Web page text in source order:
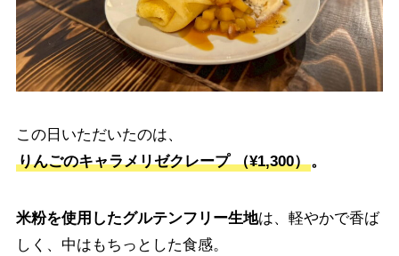
この日いただいたのは、
りんごのキャラメリゼクレープ （¥1,300）。
米粉を使用したグルテンフリー生地は、軽やかで香ば
しく、中はもちっとした食感。